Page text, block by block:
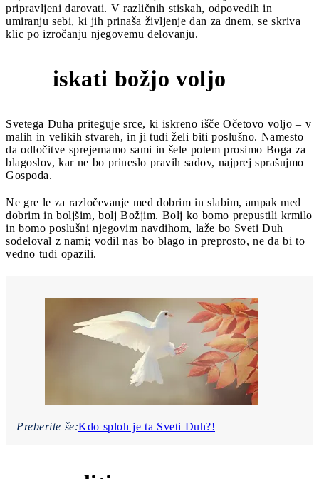
pripravljeni darovati. V različnih stiskah, odpovedih in
umiranju sebi, ki jih prinaša življenje dan za dnem, se skriva
klic po izročanju njegovemu delovanju.
iskati božjo voljo
Svetega Duha priteguje srce, ki iskreno išče Očetovo voljo – v
malih in velikih stvareh, in ji tudi želi biti poslušno. Namesto
da odločitve sprejemamo sami in šele potem prosimo Boga za
blagoslov, kar ne bo prineslo pravih sadov, najprej sprašujmo
Gospoda.
Ne gre le za razločevanje med dobrim in slabim, ampak med
dobrim in boljšim, bolj Božjim. Bolj ko bomo prepustili krmilo
in bomo poslušni njegovim navdihom, laže bo Sveti Duh
sodeloval z nami; vodil nas bo blago in preprosto, ne da bi to
vedno tudi opazili.
Preberite še:Kdo sploh je ta Sveti Duh?!